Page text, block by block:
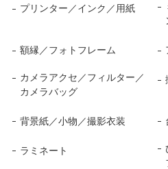
プリンター／インク／用紙
額縁／フォトフレーム
カメラアクセ／フィルター／
カメラバッグ
背景紙／小物／撮影衣装
ラミネート